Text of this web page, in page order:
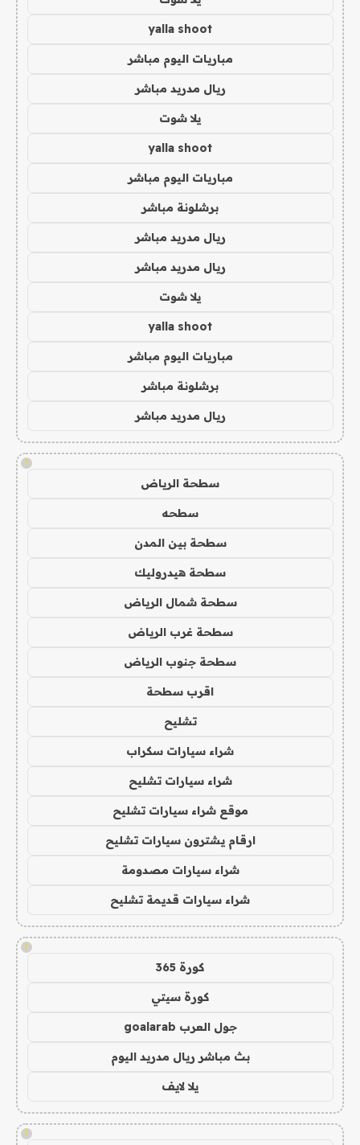
yalla shoot
مباريات اليوم مباشر
ريال مدريد مباشر
يلا شوت
yalla shoot
مباريات اليوم مباشر
برشلونة مباشر
ريال مدريد مباشر
ريال مدريد مباشر
يلا شوت
yalla shoot
مباريات اليوم مباشر
برشلونة مباشر
ريال مدريد مباشر
!
سطحة الرياض
سطحه
سطحة بين المدن
سطحة هيدروليك
سطحة شمال الرياض
سطحة غرب الرياض
سطحة جنوب الرياض
اقرب سطحة
تشليح
شراء سيارات سكراب
شراء سيارات تشليح
موقع شراء سيارات تشليح
ارقام يشترون سيارات تشليح
شراء سيارات مصدومة
شراء سيارات قديمة تشليح
!
كورة 365
كورة سيتي
جول العرب goalarab
بث مباشر ريال مدريد اليوم
يلا لايف
!